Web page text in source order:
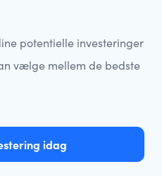
potentielle investeringer
vælge mellem de bedste
idag